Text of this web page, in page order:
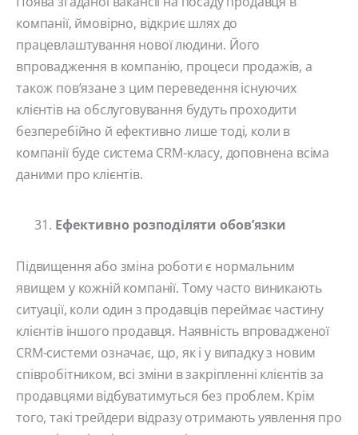
компанії, ймовірно, відкриє шлях до
працевлаштування нової людини. Його
впровадження в компанію, процеси продажів, а
також пов’язане з цим переведення існуючих
клієнтів на обслуговування будуть проходити
безперебійно й ефективно лише тоді, коли в
компанії буде система CRM-класу, доповнена всіма
даними про клієнтів.
Ефективно розподіляти обов’язки
Підвищення або зміна роботи є нормальним
явищем у кожній компанії. Тому часто виникають
ситуації, коли один з продавців переймає частину
клієнтів іншого продавця. Наявність впровадженої
CRM-системи означає, що, як і у випадку з новим
співробітником, всі зміни в закріпленні клієнтів за
продавцями відбуватимуться без проблем. Крім
того, такі трейдери відразу отримають уявлення про